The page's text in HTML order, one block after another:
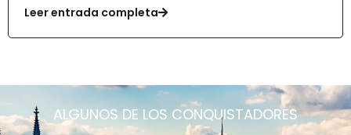
Leer entrada completa
ALGUNOS DE LOS CONQUISTADORES